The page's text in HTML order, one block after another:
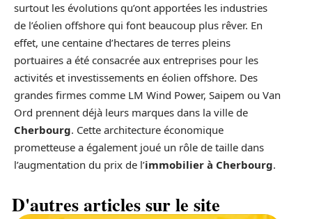
surtout les évolutions qu’ont apportées les industries
de l’éolien offshore qui font beaucoup plus rêver. En
effet, une centaine d’hectares de terres pleins
portuaires a été consacrée aux entreprises pour les
activités et investissements en éolien offshore. Des
grandes firmes comme LM Wind Power, Saipem ou Van
Ord prennent déjà leurs marques dans la ville de
Cherbourg. Cette architecture économique
prometteuse a également joué un rôle de taille dans
l’augmentation du prix de l’immobilier à Cherbourg.
D'autres articles sur le site